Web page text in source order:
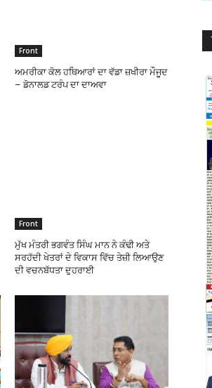
Front
ਅਮਰੀਕਾ ਕੋਲ ਹਥਿਆਰਾਂ ਦਾ ਵੱਡਾ ਜ਼ਖੀਰਾ ਮੌਜੂਦ
– ਡੋਨਾਲਡ ਟਰੰਪ ਦਾ ਦਾਅਵਾ
Front
ਮੁੱਖ ਮੰਤਰੀ ਭਗਵੰਤ ਸਿੰਘ ਮਾਨ ਨੇ ਕੰਢੀ ਅਤੇ
ਸਰਹੱਦੀ ਖੇਤਰਾਂ ਦੇ ਵਿਕਾਸ ਵਿੱਚ ਤੇਜ਼ੀ ਲਿਆਉਣ
ਦੀ ਵਚਨਬੱਧਤਾ ਦੁਹਰਾਈ